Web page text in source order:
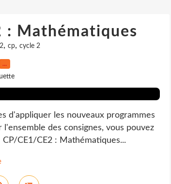
: Mathématiques
, cp, cycle 2
…
d'appliquer les nouveaux programmes
des consignes, vous pouvez
CE1/CE2 : Mathématiques...